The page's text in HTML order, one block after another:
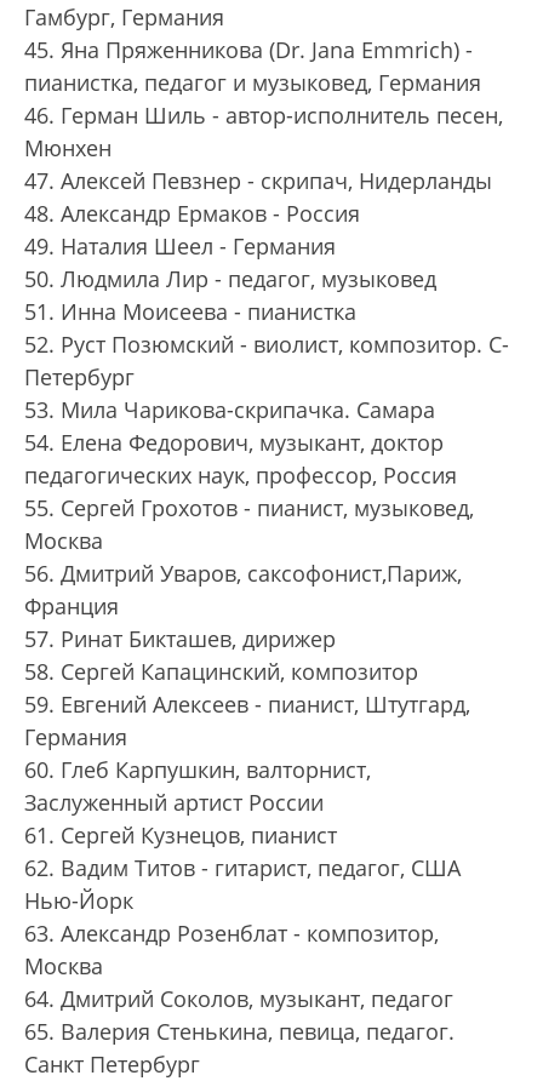
Гамбург, Германия
45. Яна Пряженникова (Dr. Jana Emmrich) -
пианистка, педагог и музыковед, Германия
46. Герман Шиль - автор-исполнитель песен,
Мюнхен
47. Алексей Певзнер - скрипач, Нидерланды
48. Александр Ермаков - Россия
49. Наталия Шеел - Германия
50. Людмила Лир - педагог, музыковед
51. Инна Моисеева - пианистка
52. Руст Позюмский - виолист, композитор. С-
Петербург
53. Мила Чарикова-скрипачка. Самара
54. Елена Федорович, музыкант, доктор
педагогических наук, профессор, Россия
55. Сергей Грохотов - пианист, музыковед,
Москва
56. Дмитрий Уваров, саксофонист,Париж,
Франция
57. Ринат Бикташев, дирижер
58. Сергей Капацинский, композитор
59. Евгений Алексеев - пианист, Штутгард,
Германия
60. Глеб Карпушкин, валторнист,
Заслуженный артист России
61. Сергей Кузнецов, пианист
62. Вадим Титов - гитарист, педагог, США
Нью-Йорк
63. Александр Розенблат - композитор,
Москва
64. Дмитрий Соколов, музыкант, педагог
65. Валерия Стенькина, певица, педагог.
Санкт Петербург